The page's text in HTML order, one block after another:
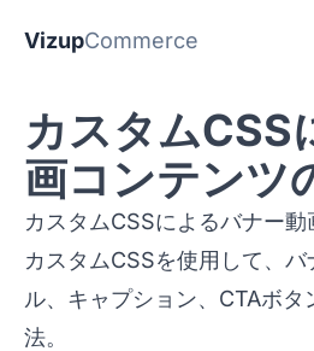
VizupCommerce
カスタムCSS
画コンテンツ
カスタムCSSによるバナー
カスタムCSSを使用して、
ル、キャプション、CTAボ
法。